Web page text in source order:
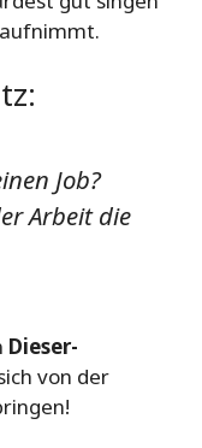
Job?
Arbeit die
Dieser-
von der